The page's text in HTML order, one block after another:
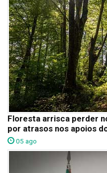
Floresta arrisca perder
por atrasos nos apoios
05 ago